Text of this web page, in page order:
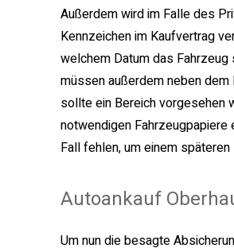
Außerdem wird im Falle des
Kennzeichen im Kaufvertrag
welchem Datum das
müssen außerdem neben
sollte ein Bereich vorgesehen
notwendigen
Fall fehlen, um einem
Autoankauf
Um nun die besagte